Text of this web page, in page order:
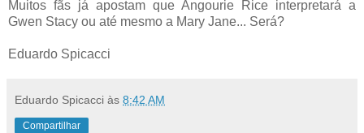
Muitos fãs já apostam que Angourie Rice interpretará a
Gwen Stacy ou até mesmo a Mary Jane... Será?
Eduardo Spicacci
Eduardo Spicacci às 8:42 AM
Compartilhar